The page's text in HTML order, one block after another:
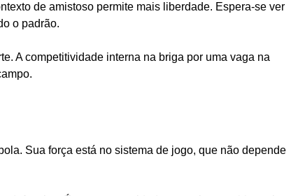
de amistoso permite mais liberdade. Espera-se ver
o padrão.
A competitividade interna na briga por uma vaga na
Sua força está no sistema de jogo, que não depende